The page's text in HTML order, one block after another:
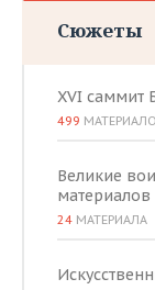
Сюжеты
XVI саммит
499
Великие
материалов
24 МАТЕРИАЛА